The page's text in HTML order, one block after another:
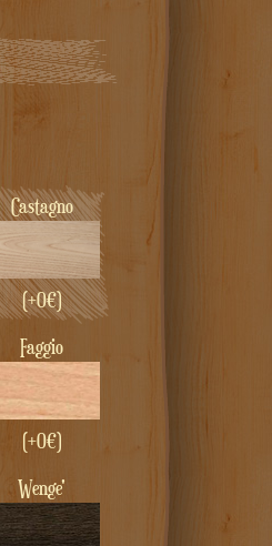
Castagno
(+0€)
Faggio
(+0€)
Wenge'